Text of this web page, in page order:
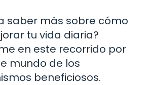
saber más sobre cómo
tu vida diaria?
en este recorrido por
mundo de los
beneficiosos.